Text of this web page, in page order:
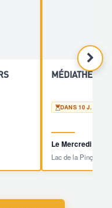
DANS 10 J.
Le Mercredi 19
Lac de la